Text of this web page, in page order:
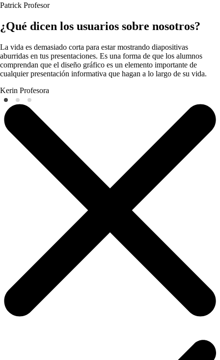
Patrick Profesor
¿Qué dicen los usuarios sobre nosotros?
La vida es demasiado corta para estar mostrando diapositivas
aburridas en tus presentaciones. Es una forma de que los alumnos
comprendan que el diseño gráfico es un elemento importante de
cualquier presentación informativa que hagan a lo largo de su vida.
Kerin Profesora